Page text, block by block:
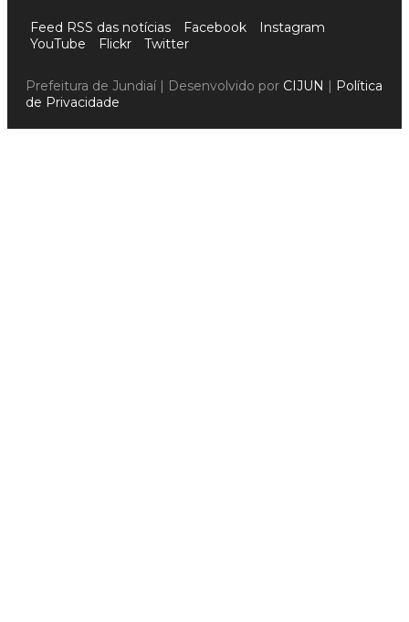
Feed RSS das notícias Facebook
Instagram
YouTube
Flickr Twitter
Prefeitura de Jundiaí | Desenvolvido por CIJUN | Política
de Privacidade